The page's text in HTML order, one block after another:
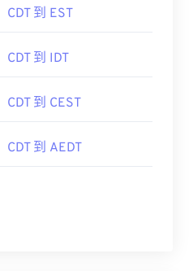
CDT 到 EST
CDT 到 IDT
CDT 到 CEST
CDT 到 AEDT